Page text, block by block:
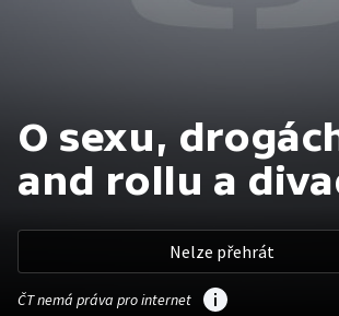
O sexu,
and rollu a
Nelze přehrát
ČT nemá práva pro internet